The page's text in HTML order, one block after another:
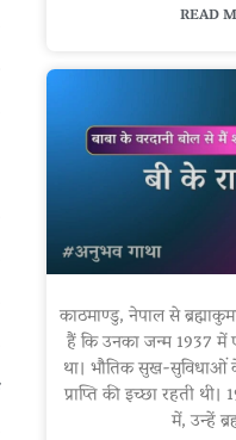
READ
काठमाण्डु, नेपाल से
हैं कि उनका जन्म 1937 में
था। भौतिक सुख-सुविधाओं
प्राप्ति की इच्छा रहती
में, उन्हें